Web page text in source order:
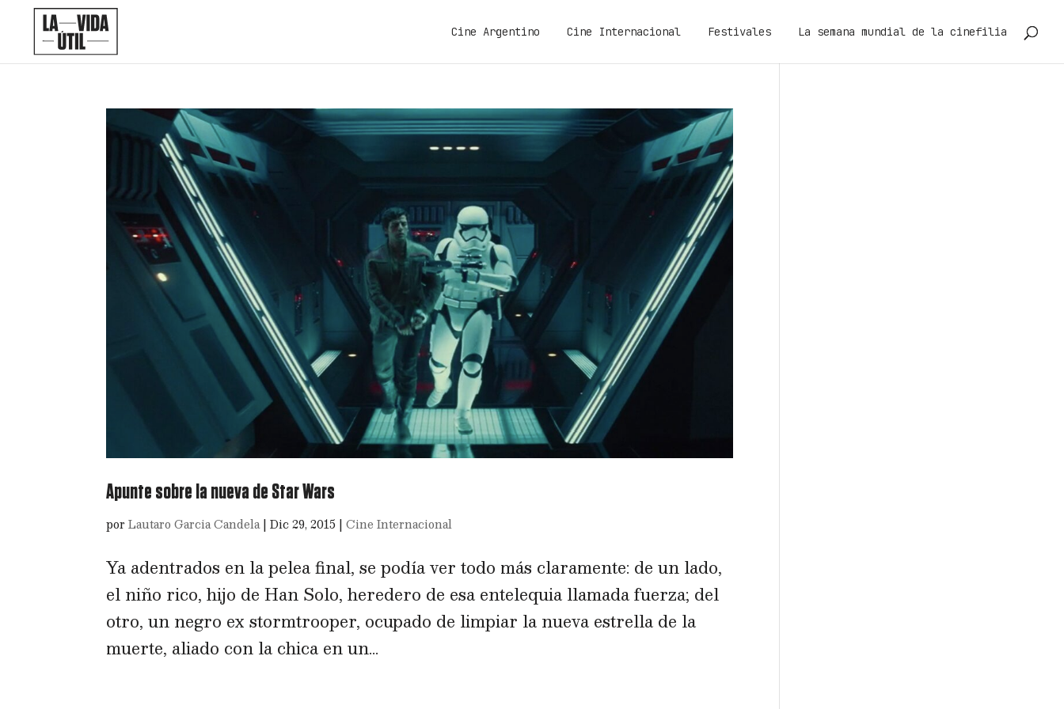
Cine Argentino Cine Internacional Festivales La semana mundial de la cinefilia
Apunte sobre la nueva de Star Wars
porLautaro Garcia Candela|Dic 29, 2015 |Cine Internacional
Ya adentrados en la pelea final, se podía ver todo más claramente: de un lado,
el niño rico, hijo de Han Solo, heredero de esa entelequia llamada fuerza; del
otro, un negro ex stormtrooper, ocupado de limpiar la nueva estrella de la
muerte, aliado con la chica en un...